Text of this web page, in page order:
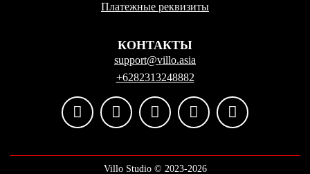
Платежные реквизиты
КОНТАКТЫ
support@villo.asia
+6282313248882
Villo Studio ©️ 2023-2026